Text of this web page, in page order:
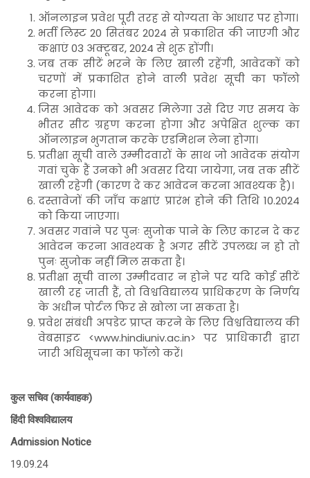
ऑनलाइन प्रवेश पूरी तरह से योग्यता के आधार पर होगा।
भर्ती लिस्ट 20 सितंबर 2024 से प्रकाशित की जाएगी और
कक्षाएं 03 अक्टूबर, 2024 से शुरू होंगी।
जब तक सीटें भरने के लिए खाली रहेंगी, आवेदकों को
चरणों में प्रकाशित होने वाली प्रवेश सूची का फॉलो
करना होगा।
जिस आवेदक को अवसर मिलेगा उसे दिए गए समय के
भीतर सीट ग्रहण करना होगा और अपेक्षित शुल्क का
ऑनलाइन भुगतान करके एडमिशन लेना होगा।
प्रतीक्षा सूची वाले उम्मीदवारों के साथ जो आवेदक संयोग
गवां चुके हैं उनको भी अवसर दिया जायेगा, जब तक सीटें
खाली रहेगी (कारण दे कर आवेदन करना आवश्यक है)।
दस्तावेजों की जाँच कक्षाएं प्रारंभ होने की तिथि 10.2024
को किया जाएगा।
अवसर गवांने पर पुनः सुजोक पाने के लिए कारन दे कर
आवेदन करना आवश्यक है अगर सीटें उपलब्ध न हो तो
पुनः सुजोक नहीं मिल सकता है।
प्रतीक्षा सूची वाला उम्मीदवार न होने पर यदि कोई सीटें
खाली रह जाती हैं, तो विश्वविद्यालय प्राधिकरण के निर्णय
के अधीन पोर्टल फिर से खोला जा सकता है।
प्रवेश संबंधी अपडेट प्राप्त करने के लिए विश्वविद्यालय की
वेबसाइट <www.hindiuniv.ac.in> पर प्राधिकारी द्वारा
जारी अधिसूचना का फॉलो करें।
कुल सचिव(कार्यवाहक)
हिंदी विश्वविद्यालय
Admission Notice
19.09.24